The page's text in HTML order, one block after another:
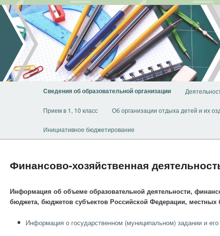
Перейти
основному
содержимому
Сведения об образовательной организации
Прием в 1, 10 класс Об организации отдыха детей и их
Инициативное бюджетирование
Финансово-хозяйственная
Информация об объеме образовательной деятельности,
бюджета, бюджетов субъектов Российской Федерации,
Информация о государственном (муниципальном) задании и